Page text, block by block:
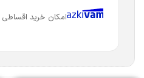
امکان خرید اقساطی